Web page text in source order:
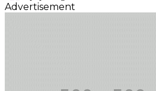
Advertisement